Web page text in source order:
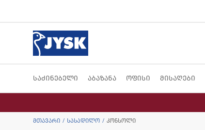
საძინებელი აბაზანა ოფისი მისაღები
მთავარი სასადილო კონსოლი